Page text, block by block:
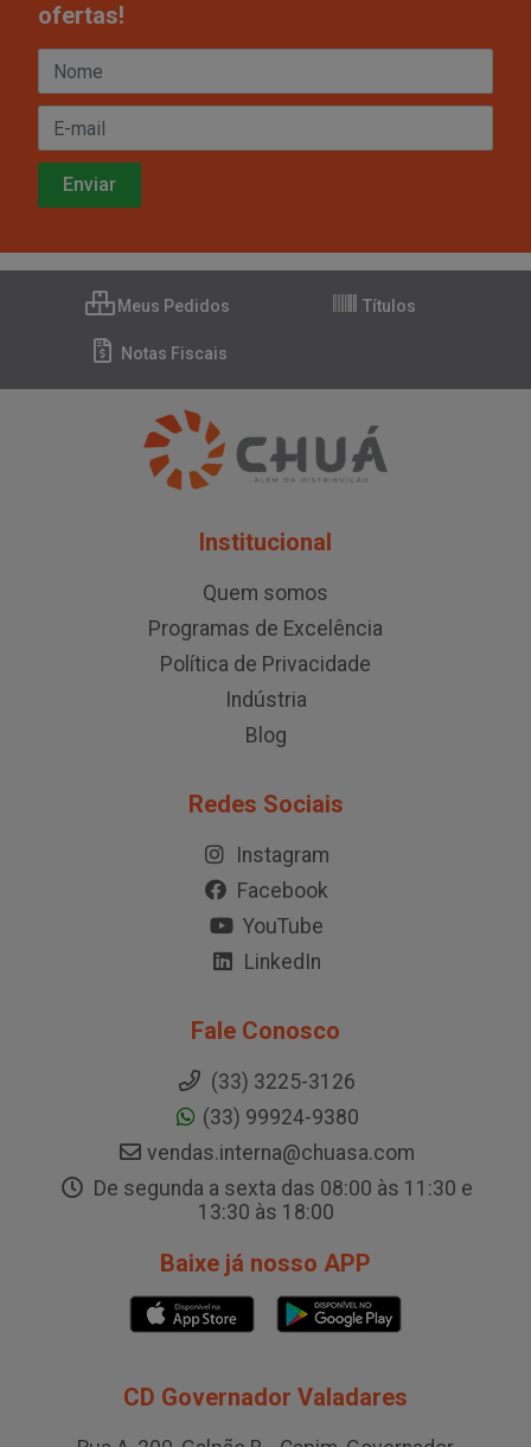
ofertas!
Meus Pedidos Títulos
Notas Fiscais
Institucional
Quem somos
Programas de Excelência
Política de Privacidade
Indústria
Blog
Redes Sociais
Instagram
Facebook
YouTube
LinkedIn
Fale Conosco
(33) 3225-3126
(33) 99924-9380
vendas.interna@chuasa.com
De segunda a sexta das 08:00 às 11:30 e
13:30 às 18:00
Baixe já nosso APP
CD Governador Valadares